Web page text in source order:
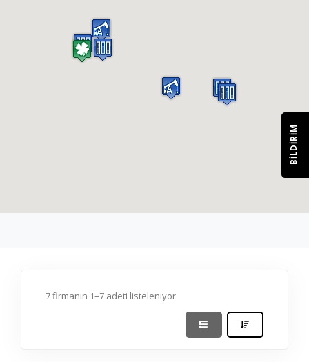
YARDIM
7 firmanın 1–7 adeti listeleniyor
BILDIRIM